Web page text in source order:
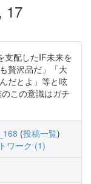
17
支配したIF未来を
贅沢品だ」「大
だとよ」等と呟
この意識はガチ
(投稿一覧)
ワーク (1)